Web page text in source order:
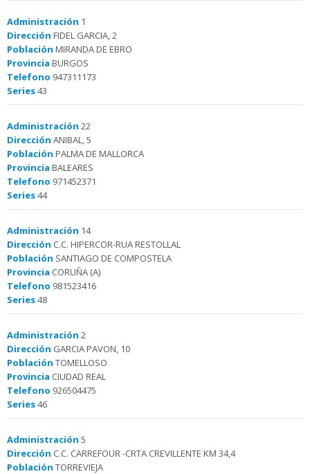
Administración 1
Dirección FIDEL GARCIA, 2
Población MIRANDA DE EBRO
Provincia BURGOS
Telefono 947311173
Series43
Administración 22
Dirección ANIBAL, 5
Población PALMA DE MALLORCA
Provincia BALEARES
Telefono 971452371
Series44
Administración 14
Dirección C.C. HIPERCOR-RUA RESTOLLAL
Población SANTIAGO DE COMPOSTELA
Provincia CORUÑA (A)
Telefono 981523416
Series48
Administración 2
Dirección GARCIA PAVON, 10
Población TOMELLOSO
Provincia CIUDAD REAL
Telefono 926504475
Series46
Administración 5
Dirección C.C. CARREFOUR -CRTA CREVILLENTE KM 34,4
Población TORREVIEJA